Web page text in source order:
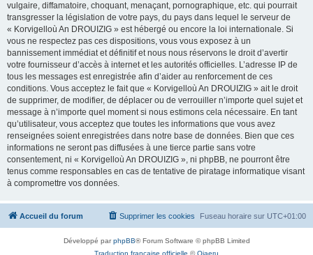
vulgaire, diffamatoire, choquant, menaçant, pornographique, etc. qui pourrait
transgresser la législation de votre pays, du pays dans lequel le serveur de
« Korvigelloù An DROUIZIG » est hébergé ou encore la loi internationale. Si
vous ne respectez pas ces dispositions, vous vous exposez à un
bannissement immédiat et définitif et nous nous réservons le droit d’avertir
votre fournisseur d’accès à internet et les autorités officielles. L’adresse IP de
tous les messages est enregistrée afin d’aider au renforcement de ces
conditions. Vous acceptez le fait que « Korvigelloù An DROUIZIG » ait le droit
de supprimer, de modifier, de déplacer ou de verrouiller n’importe quel sujet et
message à n’importe quel moment si nous estimons cela nécessaire. En tant
qu’utilisateur, vous acceptez que toutes les informations que vous avez
renseignées soient enregistrées dans notre base de données. Bien que ces
informations ne seront pas diffusées à une tierce partie sans votre
consentement, ni « Korvigelloù An DROUIZIG », ni phpBB, ne pourront être
tenus comme responsables en cas de tentative de piratage informatique visant
à compromettre vos données.
Accueil du forum Fuseau horaire sur UTC+01:00
Supprimer les cookies
Développé parphpBB® Forum Software © phpBB Limited
Traduction française officielle ©Qiaeru